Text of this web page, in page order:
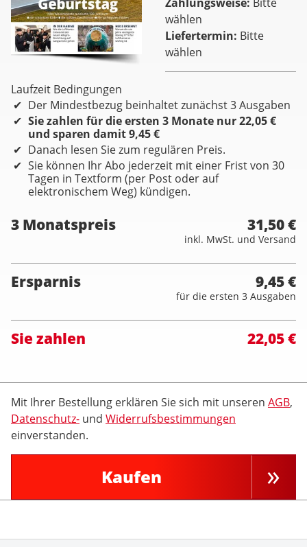
wählen
Liefertermin Bitte
wählen
Laufzeit Bedingungen
Der Mindestbezug beinhaltet zunächst 3 Ausgaben
Sie zahlen für die ersten 3 Monate nur 22,05 €
und sparen damit 9,45 €
Danach lesen Sie zum regulären Preis.
Sie können Ihr Abo jederzeit mit einer Frist von 30
Tagen in Textform (per Post oder auf
elektronischem Weg) kündigen.
3 Monatspreis 31,50 €
inkl. MwSt. und Versand
Ersparnis 9,45 €
für die ersten 3 Ausgaben
Sie zahlen 22,05 €
Mit Ihrer Bestellung erklären Sie sich mit unseren AGB,
Datenschutz- und Widerrufsbestimmungen
einverstanden.
Kaufen